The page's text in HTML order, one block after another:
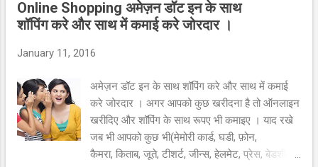
ऊर्जा का उस चीज पर टिक जाना जो उसे करना है या कर
रहा है।इसके लिए आवश्यक है कि आप उन चीजों को अपने
तरह आप अपनेकाम पर ध्यान केंद्रित कर सकते हैं।
दिखाना एवं संतुलन के कारनामे करना संभव नहीं है। ऐसे
कामों में उच्च कोटि की एकाग्रता की जरूरत होती है।
क्षणिक मानसिक भटकाव भी ऐसे कामों में असफलता के
लिए काफी होते हैं। यहां तक कि हमारे प्...
Online Shopping अमेज़न डॉट इन के साथ
शॉपिंग करे और साथ में कमाई करे जोरदार ।
January 11, 2016
अमेज़न डॉट इन के साथ शॉपिंग करे और साथ में कमाई
करे जोरदार । अगर आपको कुछ खरीदना है तो ऑनलाइन
खरीदिए और शॉपिंग के साथ रूपए भी कमाइए । याद रखे
जब भी आपको कुछ भी(मेमोरी कार्ड, घडी, फ़ोन,
कैमरा, किताब, जूते, टीशर्ट, जीन्स, हेलमेट, प्रेस, बेडशीट,